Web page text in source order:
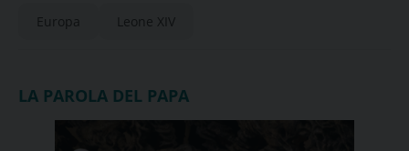
Europa Leone XIV
LA PAROLA DEL PAPA